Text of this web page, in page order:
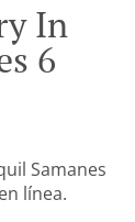
In
6
Samanes
línea.